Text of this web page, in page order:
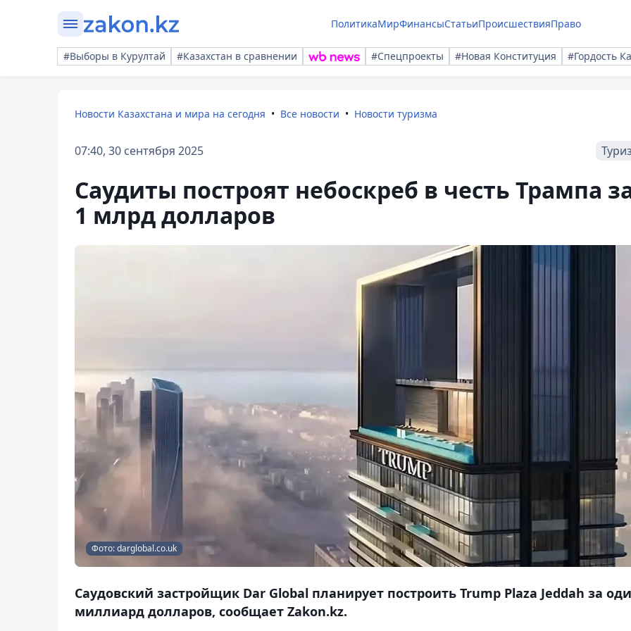
ПолитикаМирФинансыСтатьиПроисшествияПраво
#Выборы в Курултай #Казахстан в сравнении #Спецпроекты #Новая Конституция #Гордость
Новости Казахстана и мира на сегодня Все новости Новости туризма
07:40, 30 сентября 2025
Саудиты построят небоскреб в честь Трампа
1 млрд долларов
Фото: darglobal.co.uk
Саудовский застройщик Dar Global планирует построить Trump Plaza Jeddah за
миллиард долларов, сообщает Zakon.kz.